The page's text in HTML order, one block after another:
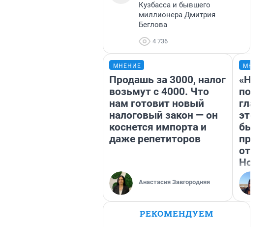
Кузбасса и бывшего
миллионера Дмитрия
Беглова
4 736
МНЕНИЕ
Продашь за 3000, налог
возьмут с 4000. Что
нам готовит новый
налоговый закон — он
коснется импорта и
даже репетиторов
Анастасия Завгородняя
этого
бьет
РЕКОМЕНДУЕМ